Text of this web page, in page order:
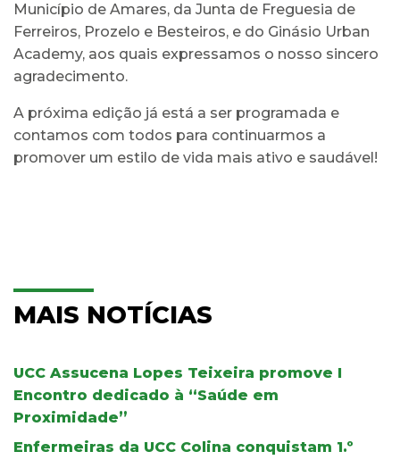
Município de Amares, da Junta de Freguesia de
Ferreiros, Prozelo e Besteiros, e do Ginásio Urban
Academy, aos quais expressamos o nosso sincero
agradecimento.
A próxima edição já está a ser programada e
contamos com todos para continuarmos a
promover um estilo de vida mais ativo e saudável!
MAIS NOTÍCIAS
UCC Assucena Lopes Teixeira promove I
Encontro dedicado à “Saúde em
Proximidade”
Enfermeiras da UCC Colina conquistam 1.º